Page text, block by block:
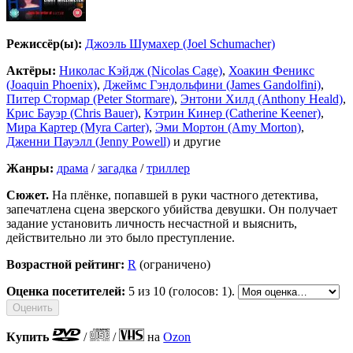
Режиссёр(ы): Джоэль Шумахер (Joel Schumacher)
Актёры: Николас Кэйдж (Nicolas Cage), Хоакин Феникс
(Joaquin Phoenix), Джеймс Гэндольфини (James Gandolfini),
Питер Стормар (Peter Stormare), Энтони Хилд (Anthony Heald),
Крис Бауэр (Chris Bauer), Кэтрин Кинер (Catherine Keener),
Мира Картер (Myra Carter), Эми Мортон (Amy Morton),
Дженни Пауэлл (Jenny Powell) и другие
Жанры: драма /загадка /триллер
Сюжет. На плёнке, попавшей в руки частного детектива,
запечатлена сцена зверского убийства девушки. Он получает
задание установить личность несчастной и выяснить,
действительно ли это было преступление.
Возрастной рейтинг: R (ограничено)
Оценка посетителей: 5 из 10 (голосов: 1).
Купить / / наOzon